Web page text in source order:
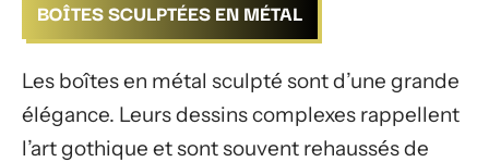
BOÎTES SCULPTÉES EN MÉTAL
Les boîtes en métal sculpté sont d’une grande
élégance. Leurs dessins complexes rappellent
l’art gothique et sont souvent rehaussés de